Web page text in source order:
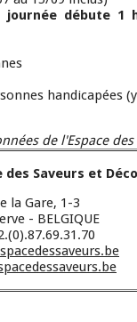
débute 1
handicapées
de l'Espace
des Saveurs et
la Gare, 1-3
- BELGIQUE